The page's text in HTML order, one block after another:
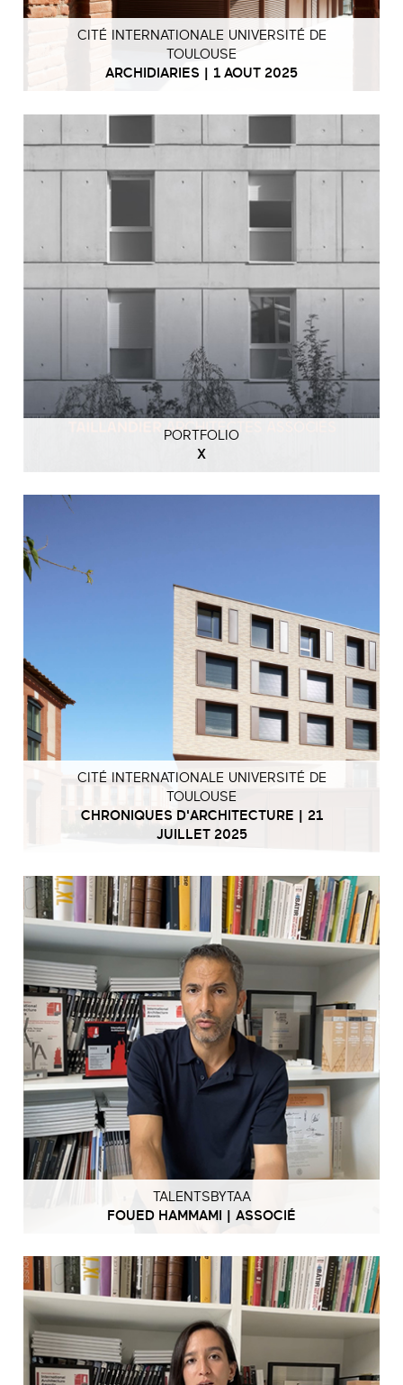
CITÉ INTERNATIONALE UNIVERSITÉ DE
TOULOUSE
ARCHIDIARIES | 1 AOUT 2025
PORTFOLIO
X
CITÉ INTERNATIONALE UNIVERSITÉ DE
TOULOUSE
CHRONIQUES D'ARCHITECTURE | 21
JUILLET 2025
TALENTSBYTAA
FOUED HAMMAMI | ASSOCIÉ